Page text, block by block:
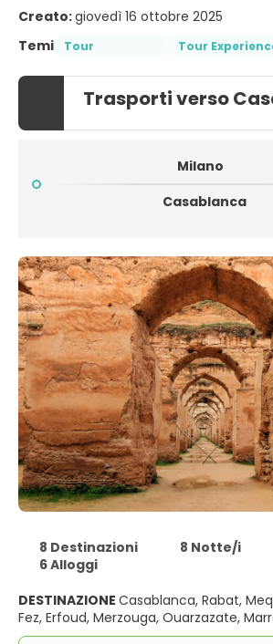
Creato:giovedì 16 ottobre 2025
Temi
Tour Tour
Trasporti verso
Milano
Casablanca
8 Destinazioni 8 Notte/i
6 Alloggi
DESTINAZIONE Casablanca, Rabat,
Fez, Erfoud, Merzouga, Ouarzazate,